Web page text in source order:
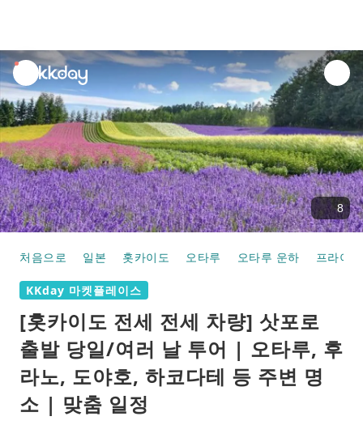
unread
notifications
8
처음으로 일본 홋카이도 오타루 오타루 운하 프라이
KKday 마켓플레이스
[홋카이도 전세 전세 차량] 삿포로
출발 당일/여러 날 투어 | 오타루, 후
라노, 도야호, 하코다테 등 주변 명
소 | 맞춤 일정